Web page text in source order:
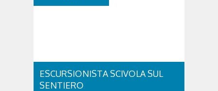
ESCURSIONISTA SCIVOLA SUL
SENTIERO